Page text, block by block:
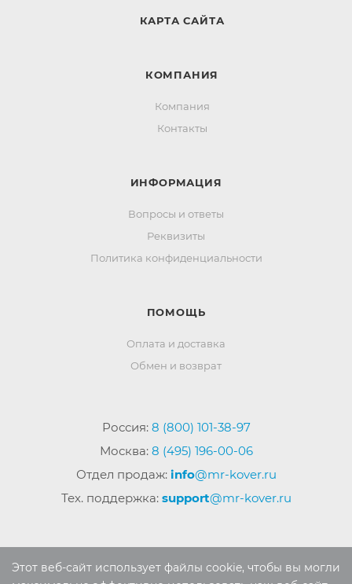
КАРТА САЙТА
КОМПАНИЯ
Компания
Контакты
ИНФОРМАЦИЯ
Вопросы и ответы
Реквизиты
Политика конфиденциальности
ПОМОЩЬ
Оплата и доставка
Обмен и возврат
Россия: 8 (800) 101-38-97
Москва: 8 (495) 196-00-06
Отдел продаж: info@mr-kover.ru
Тех. поддержка: support@mr-kover.ru
2022-2026 © Интернет магазинMR-KOVER.RU
Этот веб-сайт использует файлы cookie, чтобы вы могли